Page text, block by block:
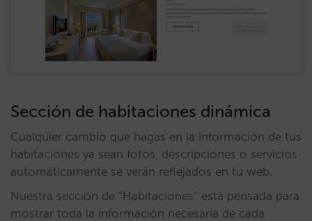
Sección de habitaciones dinámica
Cualquier cambio que hagas en la información de tus
habitaciones ya sean fotos, descripciones o servicios
automáticamente se verán reflejados en tu web.
Nuestra sección de “Habitaciones” está pensada para
mostrar toda la información necesaria de cada